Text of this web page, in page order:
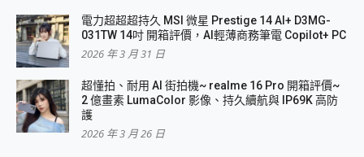
電力超超超持久 MSI 微星 Prestige 14 AI+ D3MG-
031TW 14吋 開箱評價，AI輕薄商務筆電 Copilot+ PC
2026 年 3 月 31 日
超懂拍、耐用 AI 街拍機~ realme 16 Pro 開箱評價~
2 億畫素 LumaColor 影像、持久續航與 IP69K 高防
護
2026 年 3 月 26 日